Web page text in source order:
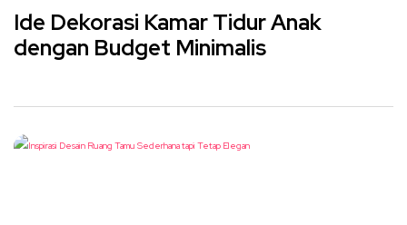
Ide Dekorasi Kamar Tidur Anak
dengan Budget Minimalis